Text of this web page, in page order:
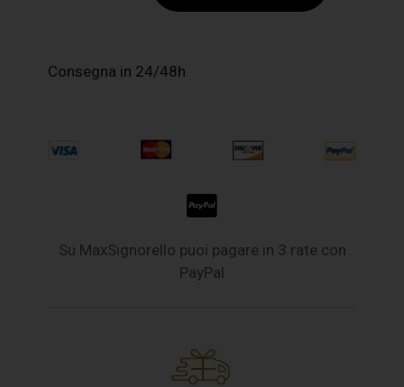
Consegna in 24/48h
Su MaxSignorello puoi pagare in 3 rate con
PayPal